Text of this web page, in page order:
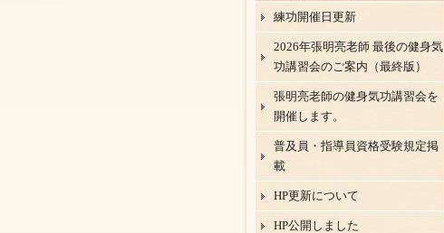
練功開催日更新
2026年張明亮老師 最後の健身気
功講習会のご案内（最終版）
張明亮老師の健身気功講習会を
開催します。
普及員・指導員資格受験規定掲
載
HP更新について
HP公開しました